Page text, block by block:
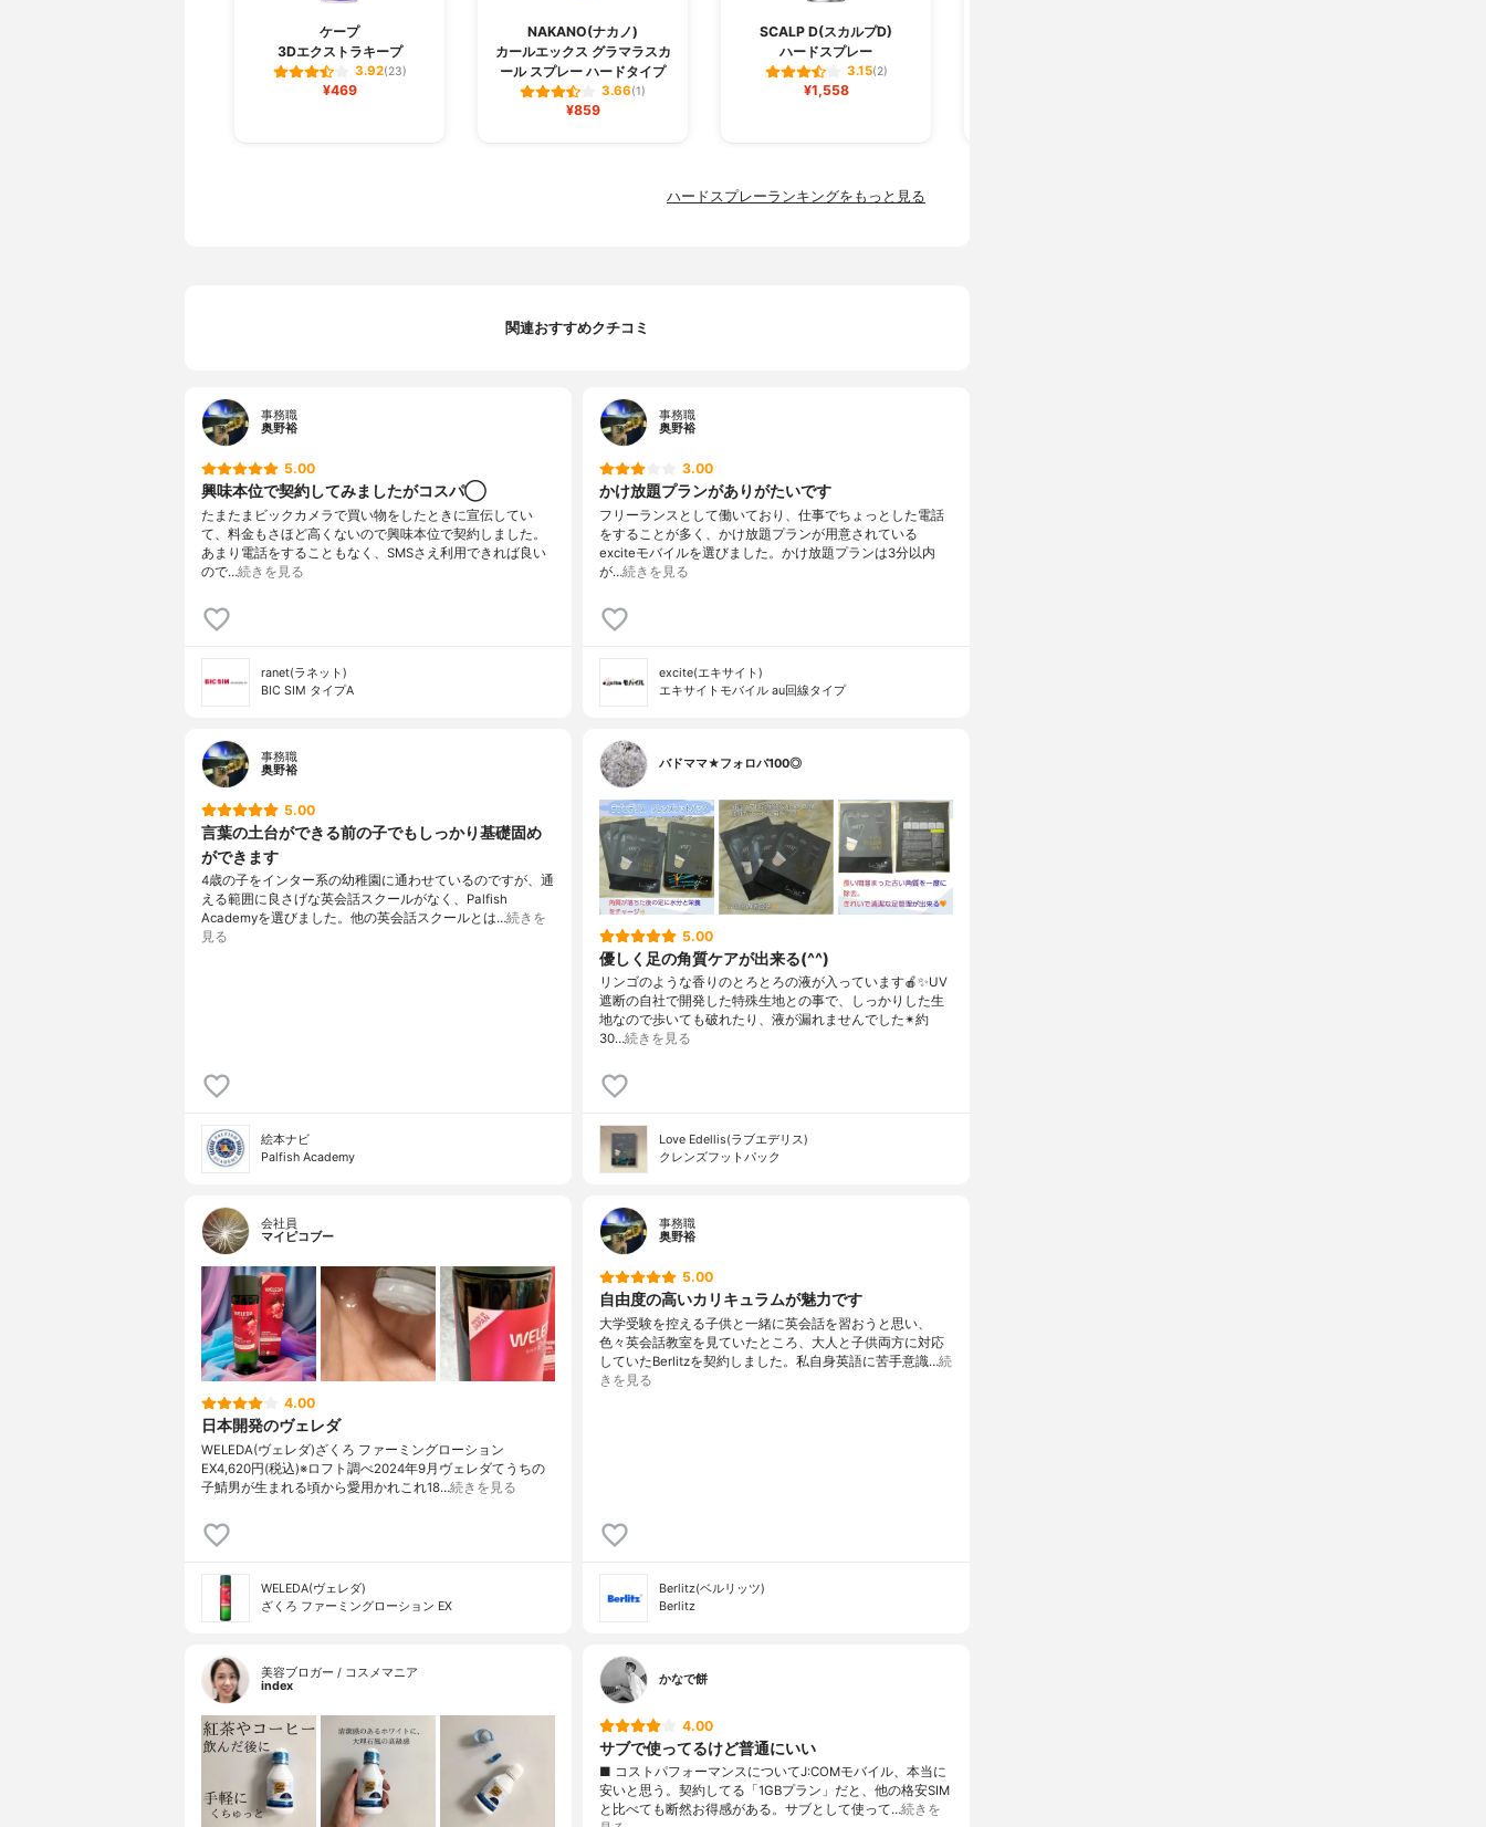
ケープ
3Dエクストラキープ
3.92(23)
¥469
NAKANO(ナカノ)
カールエックス グラマラスカ
ール スプレー ハードタイプ
3.66(1)
¥859
SCALP D(スカルプD)
ハードスプレー
3.15(2)
¥1,558
ハードスプレーランキングをもっと見る
関連おすすめクチコミ
事務職
奥野裕
5.00
興味本位で契約してみましたがコスパ◯
たまたまビックカメラで買い物をしたときに宣伝してい
て、料金もさほど高くないので興味本位で契約しました。
あまり電話をすることもなく、SMSさえ利用できれば良い
ので…続きを見る
ranet(ラネット)
BIC SIM タイプA
事務職
奥野裕
3.00
かけ放題プランがありがたいです
フリーランスとして働いており、仕事でちょっとした電話
をすることが多く、かけ放題プランが用意されている
exciteモバイルを選びました。かけ放題プランは3分以内
が…続きを見る
excite(エキサイト)
エキサイトモバイル au回線タイプ
事務職
奥野裕
5.00
言葉の土台ができる前の子でもしっかり基礎固め
ができます
4歳の子をインター系の幼稚園に通わせているのですが、通
える範囲に良さげな英会話スクールがなく、Palfish
Academyを選びました。他の英会話スクールとは…続きを
見る
絵本ナビ
Palfish Academy
バドママ★フォロバ100◎
5.00
優しく足の角質ケアが出来る(^^)
リンゴのような香りのとろとろの液が入っています🍎✨UV
遮断の自社で開発した特殊生地との事で、しっかりした生
地なので歩いても破れたり、液が漏れませんでした✴約
30…続きを見る
Love Edellis(ラブエデリス)
クレンズフットパック
会社員
マイピコブー
4.00
日本開発のヴェレダ
WELEDA(ヴェレダ)ざくろ ファーミングローション
EX4,620円(税込)※ロフト調べ2024年9月ヴェレダてうちの
子鯖男が生まれる頃から愛用かれこれ18…続きを見る
WELEDA(ヴェレダ)
ざくろ ファーミングローション EX
事務職
奥野裕
5.00
自由度の高いカリキュラムが魅力です
大学受験を控える子供と一緒に英会話を習おうと思い、
色々英会話教室を見ていたところ、大人と子供両方に対応
していたBerlitzを契約しました。私自身英語に苦手意識…続
きを見る
Berlitz(ベルリッツ)
Berlitz
美容ブロガー / コスメマニア
index
かなで餅
4.00
サブで使ってるけど普通にいい
■ コストパフォーマンスについてJ:COMモバイル、本当に
安いと思う。契約してる「1GBプラン」だと、他の格安SIM
と比べても断然お得感がある。サブとして使って…続きを